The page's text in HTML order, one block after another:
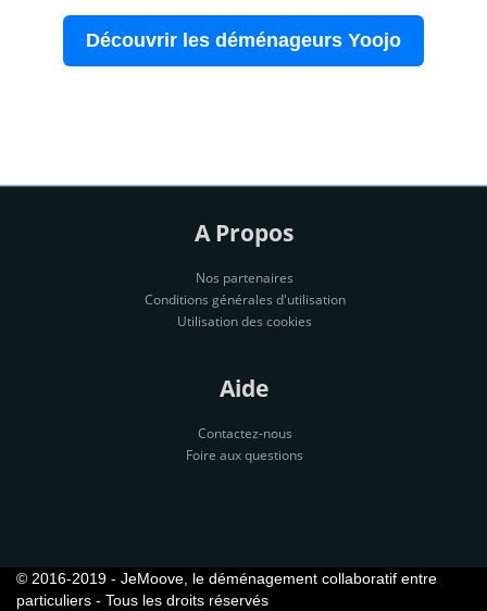
Découvrir les déménageurs Yoojo
A Propos
Nos partenaires
Conditions générales d'utilisation
Utilisation des cookies
Aide
Contactez-nous
Foire aux questions
© 2016-2019 - JeMoove, le déménagement collaboratif entre
particuliers - Tous les droits réservés